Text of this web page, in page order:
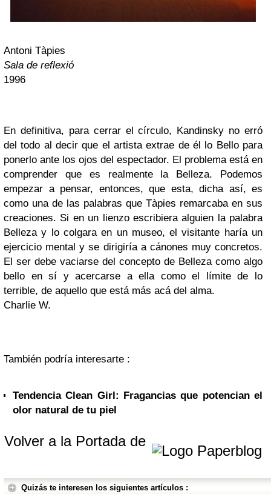
Antoni Tàpies
Sala de reflexió
1996
En definitiva, para cerrar el círculo, Kandinsky no erró
del todo al decir que el artista extrae de él lo Bello para
ponerlo ante los ojos del espectador. El problema está en
comprender que es realmente la Belleza. Podemos
empezar a pensar, entonces, que esta, dicha así, es
como una de las palabras que Tàpies remarcaba en sus
creaciones. Si en un lienzo escribiera alguien la palabra
Belleza y lo colgara en un museo, el visitante haría un
ejercicio mental y se dirigiría a cánones muy concretos.
El ser debe vaciarse del concepto de Belleza como algo
bello en sí y acercarse a ella como el límite de lo
terrible, de aquello que está más acá del alma.
Charlie W.
También podría interesarte :
Tendencia Clean Girl: Fragancias que potencian el
olor natural de tu piel
Volver a la Portada de
Quizás te interesen los siguientes artículos :